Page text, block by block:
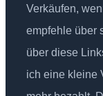
Verkäufen,
empfehle über
über diese
ich eine kleine